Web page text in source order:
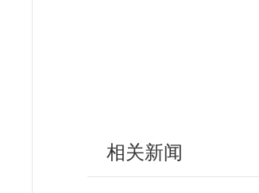
相关新闻